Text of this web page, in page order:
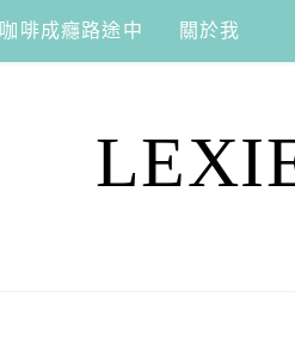
咖啡成癮路途中 關於我